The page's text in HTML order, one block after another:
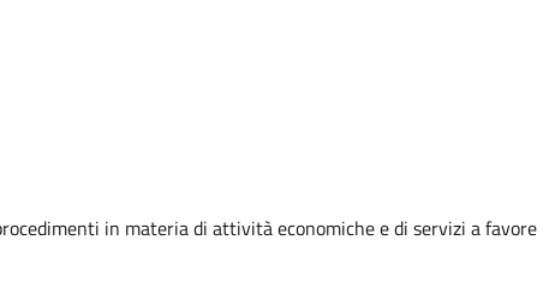
in materia di attività economiche e di servizi a favore